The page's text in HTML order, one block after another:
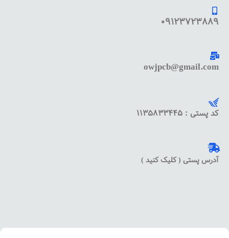
09123723889
owjpcb@gmail.com
کد پستی : 1135833445
آدرس پستی ( کلیک کنید )